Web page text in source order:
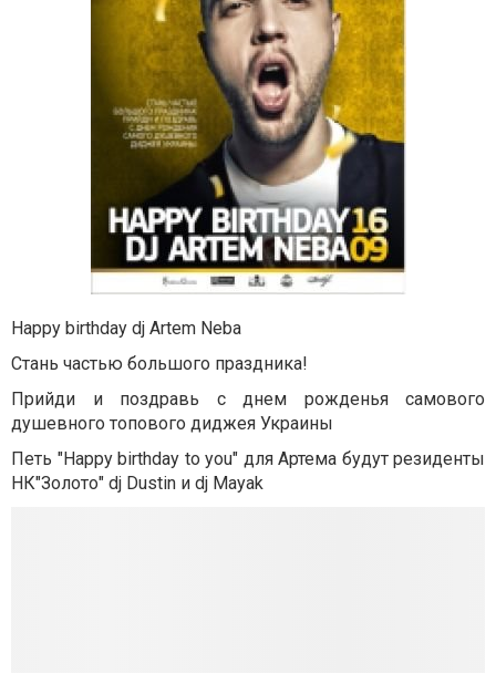
Happy birthday dj Artem Neba
Стань частью большого праздника!
Прийди и поздравь с днем рожденья самового
душевного топового диджея Украины
Петь "Happy birthday to you" для Артема будут резиденты
НК"Золото" dj Dustin и dj Mayak